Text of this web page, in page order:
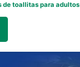
de toallitas para adultos